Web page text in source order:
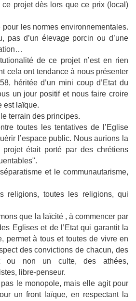
ce projet dès lors que ce prix (local)
pour les normes environnementales.
pas d’un élevage porcin ou d’une
de ce projet n’est en rien
cela ont tendance à nous présenter
héritée d’un mini coup d’Etat du
un jour positif et nous faire croire
est laïque.
le terrain des principes.
toutes les tentatives de l’Eglise
l’espace public. Nous aurions la
était porté par des chrétiens
et le communautarisme,
religions, toutes les religions, qui
que la laïcité , à commencer par
Eglises et de l’Etat qui garantit la
permet à tous et toutes de vivre en
des convictions de chacun, des
ou non un culte, des athées,
libre-penseur.
pas le monopole, mais elle agit pour
un front laïque, en respectant la